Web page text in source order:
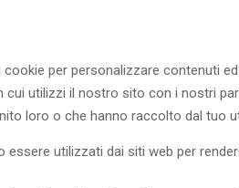
per personalizzare contenuti
utilizzi il nostro sito con i nostri
loro o che hanno raccolto dal tuo
utilizzati dai siti web per